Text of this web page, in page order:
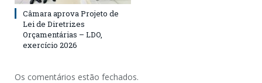
Câmara aprova Projeto de
Lei de Diretrizes
Orçamentárias – LDO,
exercício 2026
Os comentários estão fechados.